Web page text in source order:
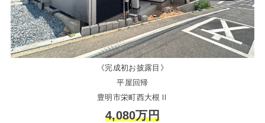
《完成初お披露目》
平屋回帰
豊明市栄町西大根Ⅱ
4,080万円